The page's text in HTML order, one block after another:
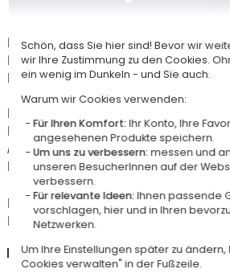
Dieser Artikel wird in unserem Atelier in
Er ist für das Angebot "Versandkostenfrei ab
Hermes-Standardlieferung berechtigt.
Für jede Bestellung unter 85 € gelten die unten
Lieferkosten für den Kauf dieses Artikels.
Artikel, die in unserem Atelier personalisiert
Produkte), sind mit dem Logo
Das Voraussichtliche Lieferdatum ist nur bei
Kreditkarte oder Sofortüberweisung gültig.
Deutschland
Schön, dass Sie hier sind! Bevor wir
wir Ihre Zustimmung zu den Cookies.
ein wenig im Dunkeln - und Sie auch.
Warum wir Cookies verwenden:
Für Ihren Komfort:Ihr Konto, Ihre
angesehenen Produkte speichern.
Um uns zu verbessern:messen und
unseren BesucherInnen auf der
verbessern.
Für relevante Ideen:Ihnen passende
vorschlagen, hier und in Ihren
Netzwerken.
Um Ihre Einstellungen später zu ändern,
Cookies verwalten" in der Fußzeile.